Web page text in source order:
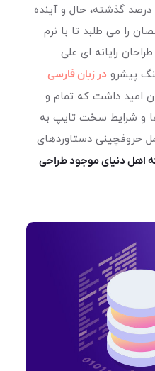
گذشته، حال و آینده
را می طلبد تا با نرم
رایانه ای علی
پیشرو در زبان فارسی
امید داشت که تمام و
و شرایط سخت تایپ به
حروفچینی دستاوردهای
اهل دنیای موجود طراحی